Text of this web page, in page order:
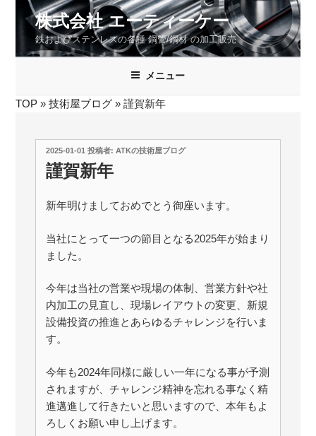
ン
ス
株式会社 エーティーケー
鉄およびステンレスの各種 鋼管/鋼材 の加工販売
メニュー
TOP » 技術屋ブログ » 謹賀新年
投
稿
日:
2025-01-01投稿者: ATKの技術屋ブログ
謹賀新年
新年明けましておめでとう御座います。
当社にとって一つの節目となる2025年が始まり
ました。
今年は当社の営業や現場の体制、営業方針や社
内加工の見直し、現場レイアウトの変更、新規
設備投資の推進とあらゆるチャレンジを行いま
す。
今年も2024年同様に厳しい一年になる事が予測
されますが、チャレンジ精神を忘れる事なく精
進邁進して行きたいと思いますので、本年もよ
ろしくお願い申し上げます。